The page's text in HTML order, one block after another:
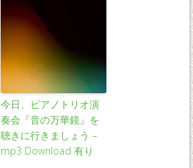
今日、ピアノトリオ演
奏会『音の万華鏡』を
聴きに行きましょう –
mp3 Download 有り